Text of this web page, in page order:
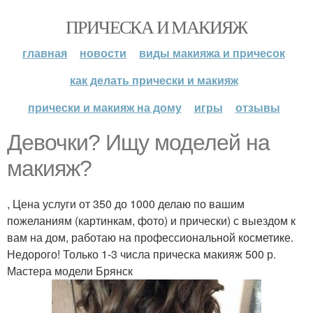
ПРИЧЕСКА И МАКИЯЖ
главная новости
виды макияжа и причесок
как делать прически и макияж
прически и макияж на дому
игры отзывы
Девочки? Ищу моделей на
макияж?
, Цена услуги от 350 до 1000 делаю по вашим
пожеланиям (картинкам, фото) и прически) с выездом к
вам на дом, работаю на профессиональной косметике.
Недорого! Только 1-3 числа прическа макияж 500 р.
Мастера модели Брянск